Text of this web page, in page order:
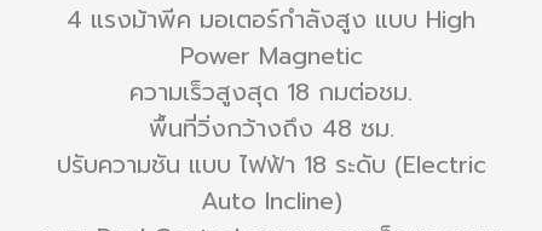
4 แรงม้าพีค มอเตอร์กำลังสูง แบบ High
Power Magnetic
ความเร็วสูงสุด 18 กมต่อชม.
พื้นที่วิ่งกว้างถึง 48 ซม.
ปรับความชัน แบบ ไฟฟ้า 18 ระดับ (Electric
Auto Incline)